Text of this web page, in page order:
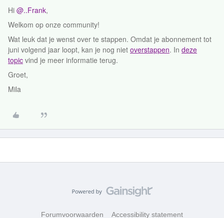
Hi @..Frank,
Welkom op onze community!
Wat leuk dat je wenst over te stappen. Omdat je abonnement tot
juni volgend jaar loopt, kan je nog niet overstappen. In deze
topic vind je meer informatie terug.
Groet,
Mila
Forumvoorwaarden Accessibility statement